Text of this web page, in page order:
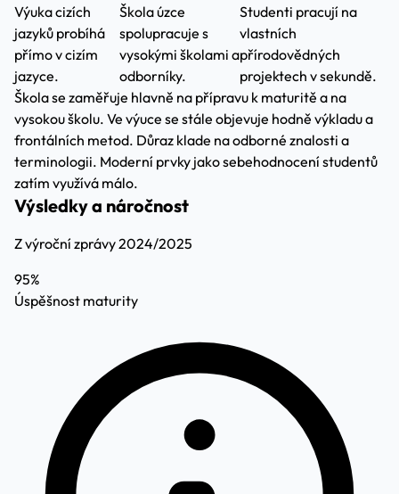
Výuka cizích
jazyků probíhá
přímo v cizím
jazyce.
Škola úzce
spolupracuje s
vysokými školami a
odborníky.
Studenti pracují na
vlastních
přírodovědných
projektech v sekundě.
Škola se zaměřuje hlavně na přípravu k maturitě a na
vysokou školu. Ve výuce se stále objevuje hodně výkladu a
frontálních metod. Důraz klade na odborné znalosti a
terminologii. Moderní prvky jako sebehodnocení studentů
zatím využívá málo.
Výsledky a náročnost
Z výroční zprávy 2024/2025
95%
Úspěšnost maturity